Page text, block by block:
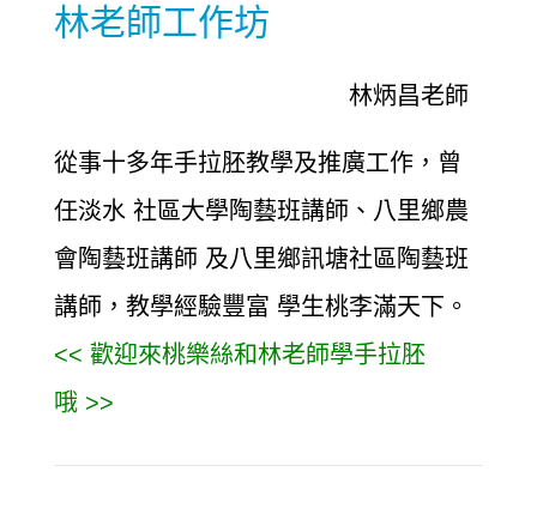
林老師工作坊
林炳昌老師
從事十多年手拉胚教學及推廣工作，曾
任淡水 社區大學陶藝班講師、八里鄉農
會陶藝班講師 及八里鄉訊塘社區陶藝班
講師，教學經驗豐富 學生桃李滿天下。
<< 歡迎來桃樂絲和林老師學手拉胚
哦 >>